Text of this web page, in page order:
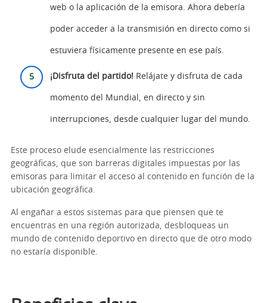
web o la aplicación de la emisora. Ahora debería
poder acceder a la transmisión en directo como si
estuviera físicamente presente en ese país.
¡Disfruta del partido! Relájate y disfruta de cada
momento del Mundial, en directo y sin
interrupciones, desde cualquier lugar del mundo.
Este proceso elude esencialmente las restricciones
geográficas, que son barreras digitales impuestas por las
emisoras para limitar el acceso al contenido en función de la
ubicación geográfica.
Al engañar a estos sistemas para que piensen que te
encuentras en una región autorizada, desbloqueas un
mundo de contenido deportivo en directo que de otro modo
no estaría disponible.